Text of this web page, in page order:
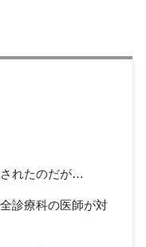
れたのだが…
診療科の医師が対